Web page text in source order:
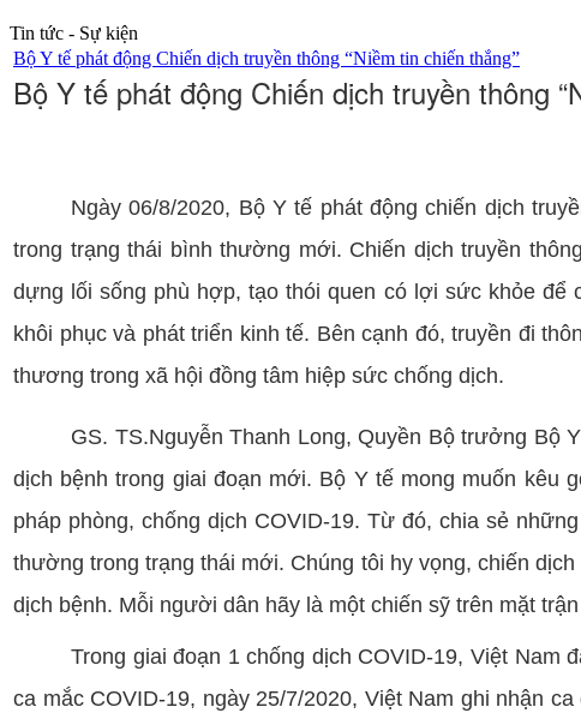
Tin tức - Sự kiện
Bộ Y tế phát động Chiến dịch truyền thông “Niềm tin chiến thắng”
Bộ Y tế phát động Chiến dịch truyền thông
Ngày 06/8/2020, Bộ Y tế phát động chiến dịch
trong trạng thái bình thường mới. Chiến dịch truyền
dựng lối sống phù hợp, tạo thói quen có lợi sức khỏe
khôi phục và phát triển kinh tế. Bên cạnh đó, truyền đi
thương trong xã hội đồng tâm hiệp sức chống dịch.
GS. TS.Nguyễn Thanh Long, Quyền Bộ trưởng Bộ
dịch bệnh trong giai đoạn mới. Bộ Y tế mong muốn kêu
pháp phòng, chống dịch COVID-19. Từ đó, chia sẻ
thường trong trạng thái mới. Chúng tôi hy vọng, chiến
dịch bệnh. Mỗi người dân hãy là một chiến sỹ trên mặt
Trong giai đoạn 1 chống dịch COVID-19, Việt
ca mắc COVID-19, ngày 25/7/2020, Việt Nam ghi nhận